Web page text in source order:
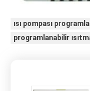
ısı pompası
programlanabilir